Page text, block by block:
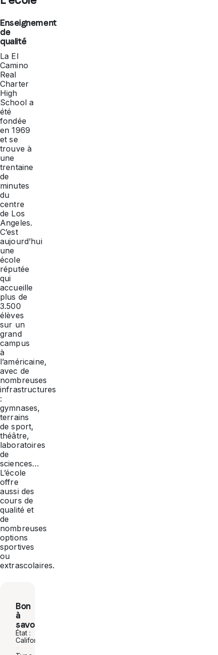
Enseignement
de
qualité
La El
Camino
Real
Charter
High
School a
été
fondée
en 1969
et se
trouve à
une
trentaine
de
minutes
du
centre
de Los
Angeles.
C’est
aujourd’hui
une
école
réputée
qui
accueille
plus de
3.500
élèves
sur un
grand
campus
à
l’américaine,
avec de
nombreuses
infrastructures
:
gymnases,
terrains
de sport,
théâtre,
laboratoires
de
sciences…
L’école
offre
aussi des
cours de
qualité et
de
nombreuses
options
sportives
ou
extrascolaires.
Bon
à
savoir
État :
Californie